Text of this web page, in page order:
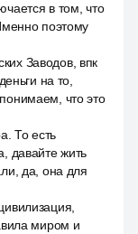
в том, что
поэтому
Заводов, впк
на то,
что это
То есть
давайте жить
да, она для
миром и